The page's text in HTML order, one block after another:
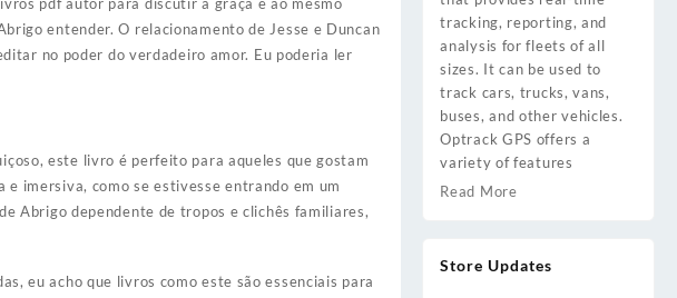
entender. O relacionamento de Jesse e Duncan
no poder do verdadeiro amor. Eu poderia ler
este livro é perfeito para aqueles que gostam
imersiva, como se estivesse entrando em um
Abrigo dependente de tropos e clichês familiares,
eu acho que livros como este são essenciais para
tracking, reporting, and
analysis for fleets of all
sizes. It can be used to
track cars, trucks, vans,
buses, and other vehicles.
Optrack GPS offers a
variety of features
Read More
Store Updates